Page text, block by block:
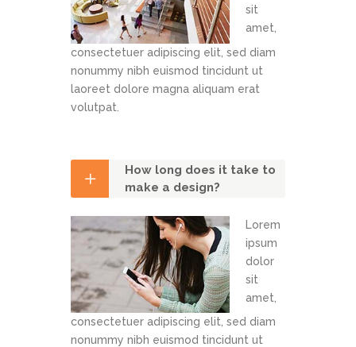
sit
amet,
consectetuer adipiscing elit, sed diam
nonummy nibh euismod tincidunt ut
laoreet dolore magna aliquam erat
volutpat.
How long does it take to
make a design?
Lorem
ipsum
dolor
sit
amet,
consectetuer adipiscing elit, sed diam
nonummy nibh euismod tincidunt ut